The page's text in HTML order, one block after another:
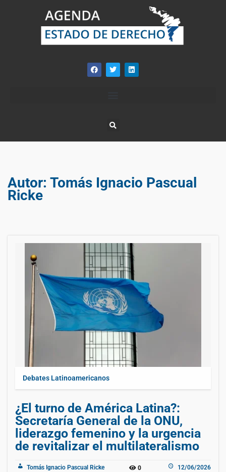
Autor: Tomás Ignacio Pascual
Ricke
Debates Latinoamericanos
¿El turno de América Latina?:
Secretaría General de la ONU,
liderazgo femenino y la urgencia
de revitalizar el multilateralismo
Tomás Ignacio Pascual Ricke 0 12/06/2026